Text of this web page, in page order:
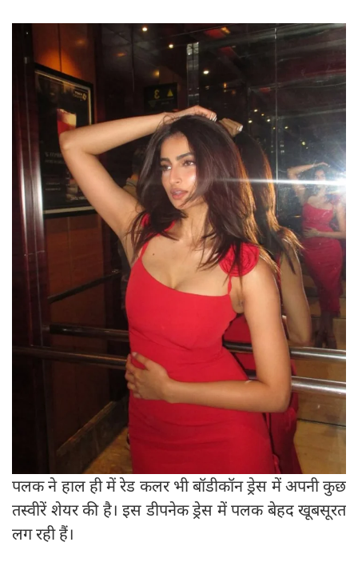
पलक ने हाल ही में रेड कलर भी बॉडीकॉन ड्रेस में अपनी कुछ
तस्वीरें शेयर की है। इस डीपनेक ड्रेस में पलक बेहद खूबसूरत
लग रही हैं।